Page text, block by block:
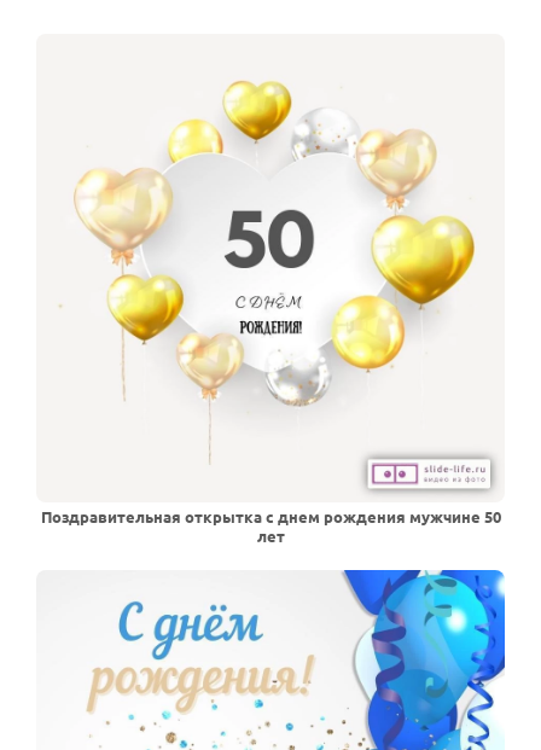
Поздравительная открытка с днем рождения мужчине 50
лет